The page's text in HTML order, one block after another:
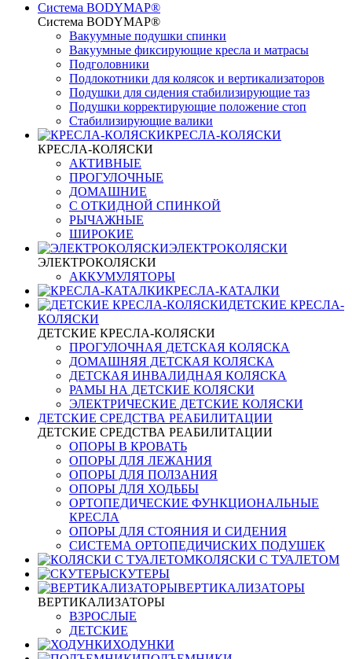
Система BODYMAP®
Система BODYMAP®
Вакуумные подушки спинки
Вакуумные фиксирующие кресла и матрасы
Подголовники
Подлокотники для колясок и вертикализаторов
Подушки для сидения стабилизирующие таз
Подушки корректирующие положение стоп
Стабилизирующие валики
КРЕСЛА-КОЛЯСКИ
КРЕСЛА-КОЛЯСКИ
АКТИВНЫЕ
ПРОГУЛОЧНЫЕ
ДОМАШНИЕ
С ОТКИДНОЙ СПИНКОЙ
РЫЧАЖНЫЕ
ШИРОКИЕ
ЭЛЕКТРОКОЛЯСКИ
ЭЛЕКТРОКОЛЯСКИ
АККУМУЛЯТОРЫ
КРЕСЛА-КАТАЛКИ
ДЕТСКИЕ КРЕСЛА-
КОЛЯСКИ
ДЕТСКИЕ КРЕСЛА-КОЛЯСКИ
ПРОГУЛОЧНАЯ ДЕТСКАЯ КОЛЯСКА
ДОМАШНЯЯ ДЕТСКАЯ КОЛЯСКА
ДЕТСКАЯ ИНВАЛИДНАЯ КОЛЯСКА
РАМЫ НА ДЕТСКИЕ КОЛЯСКИ
ЭЛЕКТРИЧЕСКИЕ ДЕТСКИЕ КОЛЯСКИ
ДЕТСКИЕ СРЕДСТВА РЕАБИЛИТАЦИИ
ДЕТСКИЕ СРЕДСТВА РЕАБИЛИТАЦИИ
ОПОРЫ В КРОВАТЬ
ОПОРЫ ДЛЯ ЛЕЖАНИЯ
ОПОРЫ ДЛЯ ПОЛЗАНИЯ
ОПОРЫ ДЛЯ ХОДЬБЫ
ОРТОПЕДИЧЕСКИЕ ФУНКЦИОНАЛЬНЫЕ
КРЕСЛА
ОПОРЫ ДЛЯ СТОЯНИЯ И СИДЕНИЯ
СИСТЕМА ОРТОПЕДИЧИСКИХ ПОДУШЕК
КОЛЯСКИ С ТУАЛЕТОМ
СКУТЕРЫ
ВЕРТИКАЛИЗАТОРЫ
ВЕРТИКАЛИЗАТОРЫ
ВЗРОСЛЫЕ
ДЕТСКИЕ
ХОДУНКИ